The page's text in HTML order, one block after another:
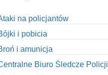
na policjantów
i pobicia
i amunicja
Biuro Śledcze Policji